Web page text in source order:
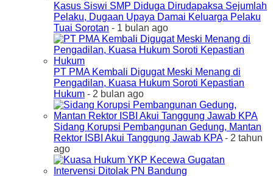
Kasus Siswi SMP Diduga Dirudapaksa Sejumlah
Pelaku, Dugaan Upaya Damai Keluarga Pelaku
Tuai Sorotan - 1 bulan ago
PT PMA Kembali Digugat Meski Menang di
Pengadilan, Kuasa Hukum Soroti Kepastian
Hukum - 2 bulan ago
Sidang Korupsi Pembangunan Gedung, Mantan
Rektor ISBI Akui Tanggung Jawab KPA- 2 tahun
ago